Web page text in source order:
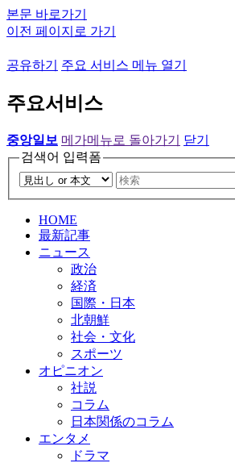
본문 바로가기
이전 페이지로 가기
공유하기 주요 서비스 메뉴 열기
주요서비스
중앙일보 메가메뉴로 돌아가기
닫기
검색어 입력폼
HOME
最新記事
ニュース
政治
経済
国際・日本
北朝鮮
社会・文化
スポーツ
オピニオン
社説
コラム
日本関係のコラム
エンタメ
ドラマ